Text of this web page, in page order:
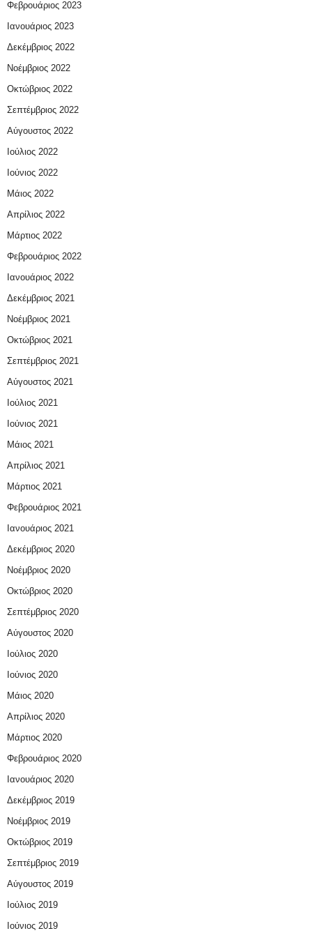
Φεβρουάριος 2023
Ιανουάριος 2023
Δεκέμβριος 2022
Νοέμβριος 2022
Οκτώβριος 2022
Σεπτέμβριος 2022
Αύγουστος 2022
Ιούλιος 2022
Ιούνιος 2022
Μάιος 2022
Απρίλιος 2022
Μάρτιος 2022
Φεβρουάριος 2022
Ιανουάριος 2022
Δεκέμβριος 2021
Νοέμβριος 2021
Οκτώβριος 2021
Σεπτέμβριος 2021
Αύγουστος 2021
Ιούλιος 2021
Ιούνιος 2021
Μάιος 2021
Απρίλιος 2021
Μάρτιος 2021
Φεβρουάριος 2021
Ιανουάριος 2021
Δεκέμβριος 2020
Νοέμβριος 2020
Οκτώβριος 2020
Σεπτέμβριος 2020
Αύγουστος 2020
Ιούλιος 2020
Ιούνιος 2020
Μάιος 2020
Απρίλιος 2020
Μάρτιος 2020
Φεβρουάριος 2020
Ιανουάριος 2020
Δεκέμβριος 2019
Νοέμβριος 2019
Οκτώβριος 2019
Σεπτέμβριος 2019
Αύγουστος 2019
Ιούλιος 2019
Ιούνιος 2019